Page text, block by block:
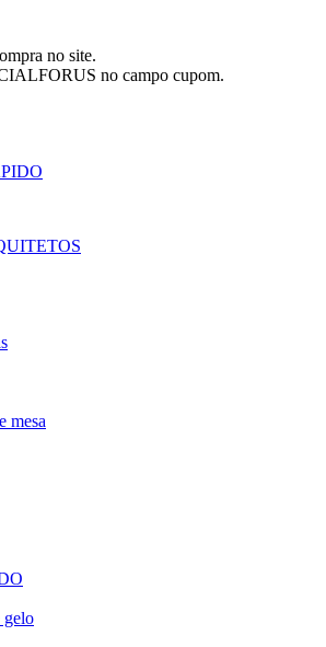
no site.
no campo cupom.
mesa
gelo